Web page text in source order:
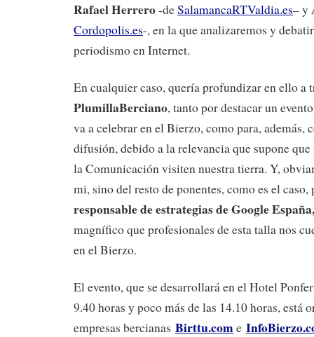
Rafael Herrero-deSalamancaRTValdia.es– y
Cordopolis.es-, en la que analizaremos y
periodismo en Internet.
En cualquier caso, quería profundizar en ello a
PlumillaBerciano, tanto por destacar un
va a celebrar en el Bierzo, como para, además,
difusión, debido a la relevancia que supone que
la Comunicación visiten nuestra tierra. Y,
mi, sino del resto de ponentes, como es el
responsable de estrategias de Google
magnífico que profesionales de esta talla nos
en el Bierzo.
El evento, que se desarrollará en el Hotel
9.40 horas y poco más de las 14.10 horas, está
empresas bercianas Birttu.com e